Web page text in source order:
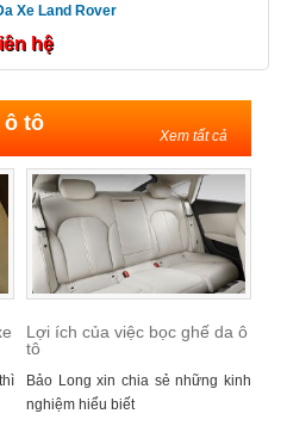
Xe Land Rover
hệ
ô tô
Xem tất cả
Lợi ích của việc bọc ghế da ô
tô
Bảo Long xin chia sẻ những kinh
nghiệm hiểu biết